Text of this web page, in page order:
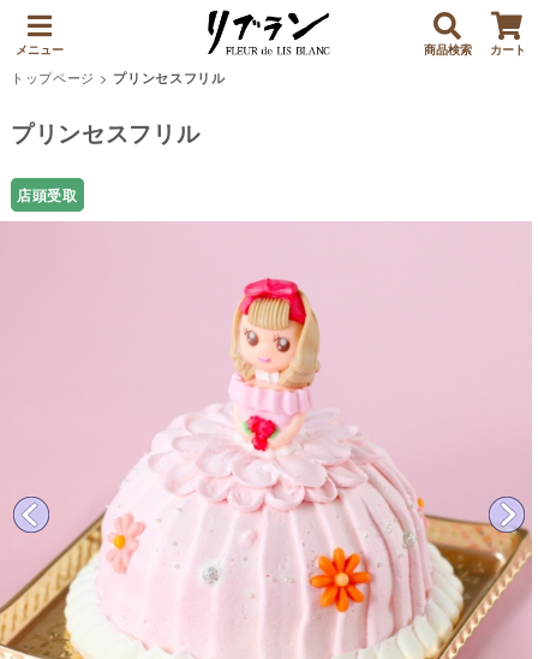
メニュー 商品検索 カート
トップページ > プリンセスフリル
プリンセスフリル
店頭受取